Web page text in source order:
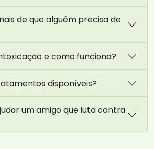
de que alguém precisa de
e como funciona?
disponíveis?
um amigo que luta contra